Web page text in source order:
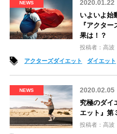
NEWS 2020.01.22
いよいよ始
『アクタ
果は！？
投稿者：高波
アクターズダイエット
ダイエット
NEWS 2020.02.05
究極のダイ
エット』第
投稿者：高波